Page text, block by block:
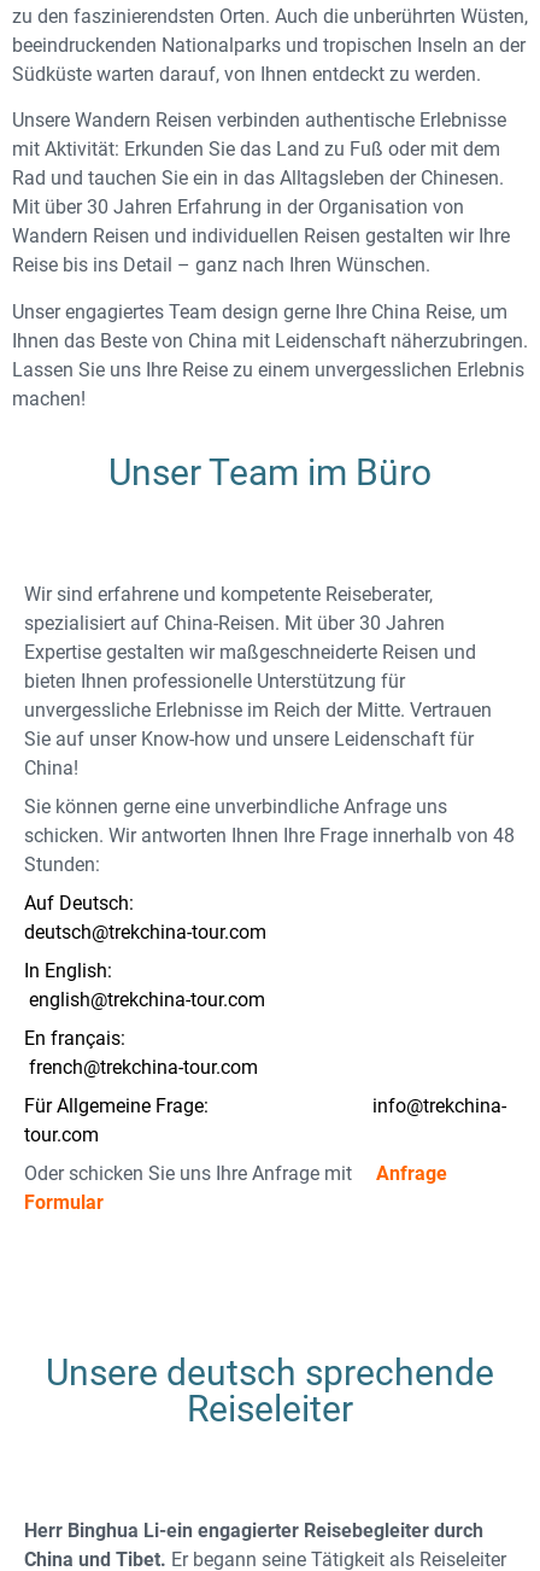
zu den faszinierendsten Orten. Auch die unberührten Wüsten,
beeindruckenden Nationalparks und tropischen Inseln an der
Südküste warten darauf, von Ihnen entdeckt zu werden.
Unsere Wandern Reisen verbinden authentische Erlebnisse
mit Aktivität: Erkunden Sie das Land zu Fuß oder mit dem
Rad und tauchen Sie ein in das Alltagsleben der Chinesen.
Mit über 30 Jahren Erfahrung in der Organisation von
Wandern Reisen und individuellen Reisen gestalten wir Ihre
Reise bis ins Detail – ganz nach Ihren Wünschen.
Unser engagiertes Team design gerne Ihre China Reise, um
Ihnen das Beste von China mit Leidenschaft näherzubringen.
Lassen Sie uns Ihre Reise zu einem unvergesslichen Erlebnis
machen!
Unser Team im Büro
Wir sind erfahrene und kompetente Reiseberater,
spezialisiert auf China-Reisen. Mit über 30 Jahren
Expertise gestalten wir maßgeschneiderte Reisen und
bieten Ihnen professionelle Unterstützung für
unvergessliche Erlebnisse im Reich der Mitte. Vertrauen
Sie auf unser Know-how und unsere Leidenschaft für
China!
Sie können gerne eine unverbindliche Anfrage uns
schicken. Wir antworten Ihnen Ihre Frage innerhalb von 48
Stunden:
Auf Deutsch:
deutsch@trekchina-tour.com
In English:
english@trekchina-tour.com
En français:
french@trekchina-tour.com
Für Allgemeine Frage: info@trekchina-
tour.com
Oder schicken Sie uns Ihre Anfrage mit
Anfrage
Formular
Unsere deutsch sprechende
Reiseleiter
Herr Binghua Li-ein engagierter Reisebegleiter durch
China und Tibet. Er begann seine Tätigkeit als Reiseleiter